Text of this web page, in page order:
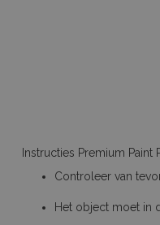
Instructies Premium
Controleer van
Het object moet in